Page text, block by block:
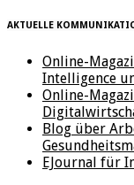
AKTUELLE
Online-
Intelligence
Online-
Blog über
EJournal für